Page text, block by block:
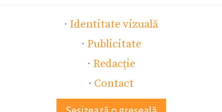
· Identitate vizuală
· Publicitate
· Redacție
· Contact